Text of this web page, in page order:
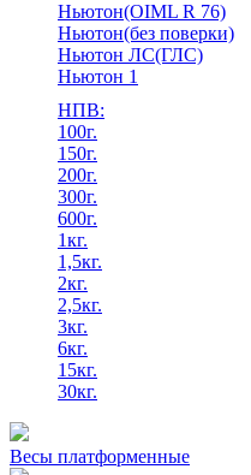
Ньютон(OIML R 76)
Ньютон(без поверки)
Ньютон ЛС(ГЛС)
Ньютон 1
НПВ:
100г.
150г.
200г.
300г.
600г.
1кг.
1,5кг.
2кг.
2,5кг.
3кг.
6кг.
15кг.
30кг.
Весы платформенные